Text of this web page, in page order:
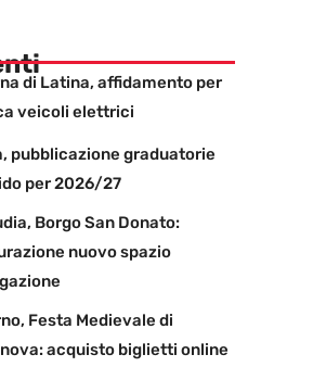
di Latina, affidamento per
veicoli elettrici
pubblicazione graduatorie
per 2026/27
Borgo San Donato:
nuovo spazio
Festa Medievale di
acquisto biglietti online